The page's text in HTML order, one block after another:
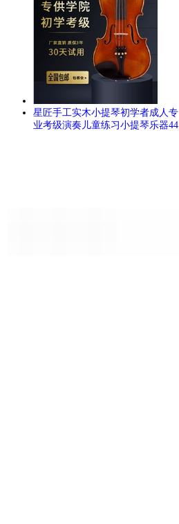
星匠手工实木小提琴初学者成人专
业考级演奏儿童练习小提琴乐器44